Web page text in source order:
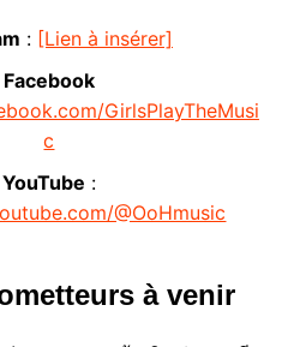
: [Lien à insérer]
Facebook
GirlsPlayTheMusi
c
YouTube :
@OoHmusic
à venir